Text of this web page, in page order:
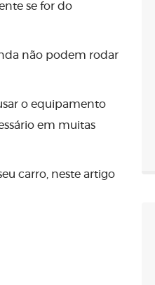
se for do
não podem rodar
o equipamento
em muitas
carro, neste artigo